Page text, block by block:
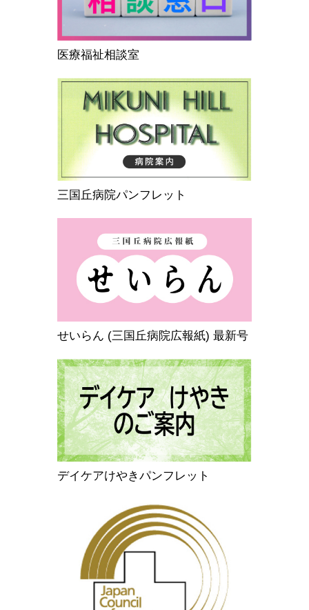
医療福祉相談室
三国丘病院パンフレット
せいらん (三国丘病院広報紙) 最新号
デイケアけやきパンフレット